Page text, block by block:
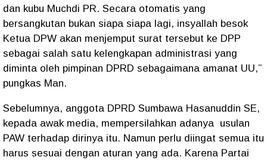
dan kubu Muchdi PR. Secara otomatis yang
bersangkutan bukan siapa siapa lagi, insyallah besok
Ketua DPW akan menjemput surat tersebut ke DPP
sebagai salah satu kelengkapan administrasi yang
diminta oleh pimpinan DPRD sebagaimana amanat UU,”
pungkas Man.
Sebelumnya, anggota DPRD Sumbawa Hasanuddin SE,
kepada awak media, mempersilahkan adanya usulan
PAW terhadap dirinya itu. Namun perlu diingat semua itu
harus sesuai dengan aturan yang ada. Karena Partai